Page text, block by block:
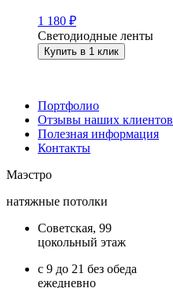
1 180 ₽
Светодиодные ленты
Купить в 1 клик
Портфолио
Отзывы наших клиентов
Полезная информация
Контакты
Маэстро
натяжные потолки
Советская, 99
цокольный этаж
с 9 до 21 без обеда
ежедневно